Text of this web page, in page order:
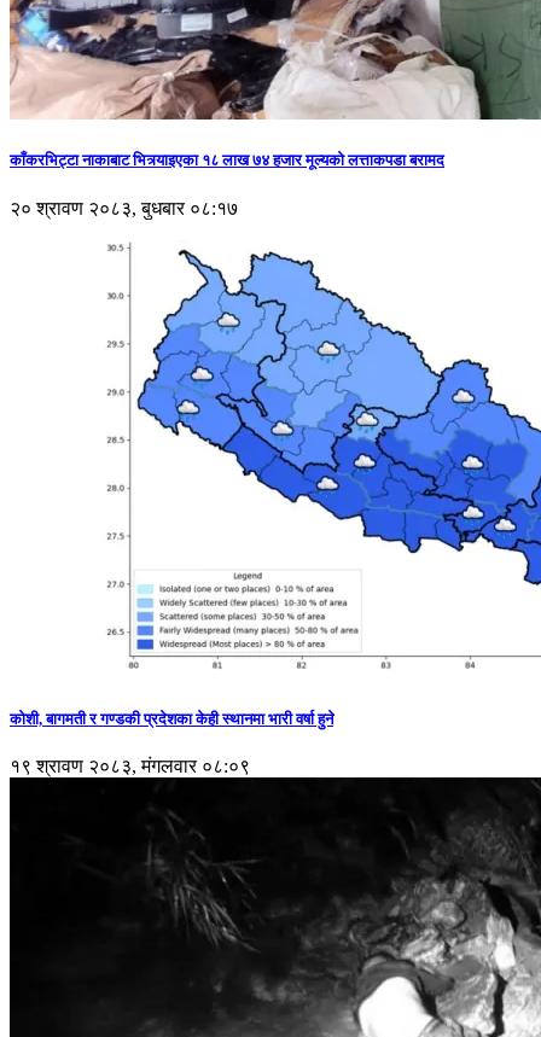
काँकरभिट्टा नाकाबाट भित्र्याइएका १८ लाख ७४ हजार मूल्यकाे लत्ताकपडा बरामद
२० श्रावण २०८३, बुधबार ०८:१७
कोशी, बागमती र गण्डकी प्रदेशका केही स्थानमा भारी वर्षा हुने
१९ श्रावण २०८३, मंगलवार ०८:०९